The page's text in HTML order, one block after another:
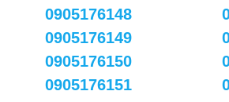
0905176148
0905176149
0905176150
0905176151